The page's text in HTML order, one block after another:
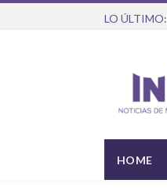
LO ÚLTIMO:
HOME